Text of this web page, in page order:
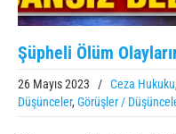
Şüpheli Ölüm
26 Mayıs 2023 / Ceza Hukuku,
Düşünceler, Görüşler /